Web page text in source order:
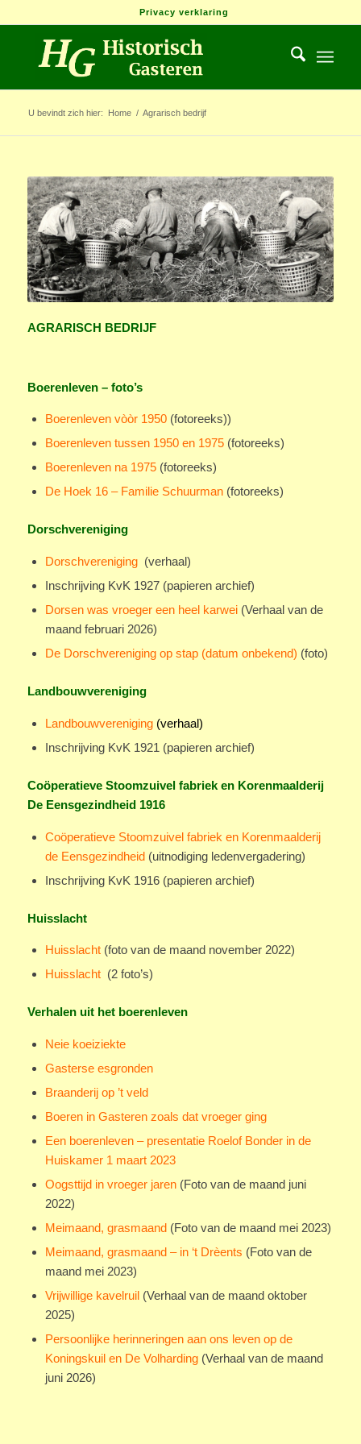
Privacy verklaring
U bevindt zich hier: Home / Agrarisch bedrijf
AGRARISCH BEDRIJF
Boerenleven – foto’s
Boerenleven vòòr 1950(fotoreeks))
Boerenleven tussen 1950 en 1975(fotoreeks)
Boerenleven na 1975(fotoreeks)
De Hoek 16 – Familie Schuurman(fotoreeks)
Dorschvereniging
Dorschvereniging(verhaal)
Inschrijving KvK 1927 (papieren archief)
Dorsen was vroeger een heel karwei(Verhaal van de
maand februari 2026)
De Dorschvereniging op stap (datum onbekend) (foto)
Landbouwvereniging
Landbouwvereniging(verhaal)
Inschrijving KvK 1921 (papieren archief)
Coöperatieve Stoomzuivel fabriek en Korenmaalderij
De Eensgezindheid 1916
Coöperatieve Stoomzuivel fabriek en Korenmaalderij
de Eensgezindheid(uitnodiging ledenvergadering)
Inschrijving KvK 1916 (papieren archief)
Huisslacht
Huisslacht(foto van de maand november 2022)
Huisslacht(2 foto’s)
Verhalen uit het boerenleven
Neie koeiziekte
Gasterse esgronden
Braanderij op ’t veld
Boeren in Gasteren zoals dat vroeger ging
Een boerenleven – presentatie Roelof Bonder in de
Huiskamer 1 maart 2023
Oogsttijd in vroeger jaren(Foto van de maand juni
2022)
Meimaand, grasmaand(Foto van de maand mei 2023)
Meimaand, grasmaand – in ‘t Drèents (Foto van de
maand mei 2023)
Vrijwillige kavelruil(Verhaal van de maand oktober
2025)
Persoonlijke herinneringen aan ons leven op de
Koningskuil en De Volharding(Verhaal van de maand
juni 2026)